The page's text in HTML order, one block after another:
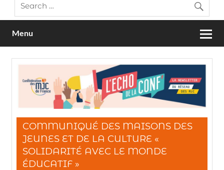
Menu
COMMUNIQUÉ DES MAISONS DES
JEUNES ET DE LA CULTURE «
SOLIDARITÉ AVEC LE MONDE
ÉDUCATIF »